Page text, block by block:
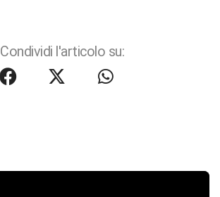
Condividi l'articolo su: